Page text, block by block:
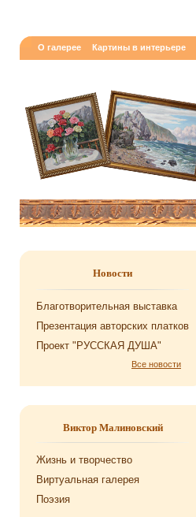
О галерее Картины в интерьере
Новости
Благотворительная выставка
Презентация авторских платков
Проект "РУССКАЯ ДУША"
Все новости
Виктор Малиновский
Жизнь и творчество
Виртуальная галерея
Поэзия